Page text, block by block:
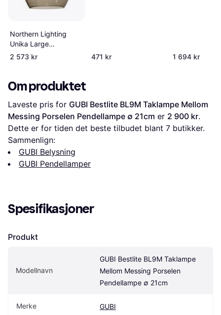
Northern Lighting
Unika Large
Pendellampe ∅ 14cm
2 573 kr 471 kr 1 694 kr
Om produktet
Laveste pris for GUBI Bestlite BL9M Taklampe Mellom
Messing Porselen Pendellampe ∅ 21cm er 2 900 kr.
Dette er for tiden det beste tilbudet blant 7 butikker.
Sammenlign:
GUBI Belysning
GUBI Pendellamper
Spesifikasjoner
Produkt
Modellnavn
GUBI Bestlite BL9M Taklampe
Mellom Messing Porselen
Pendellampe ∅ 21cm
Merke GUBI